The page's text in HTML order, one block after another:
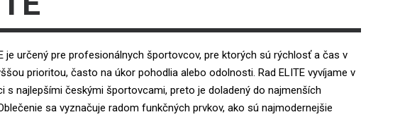
je určený pre profesionálnych športovcov, pre ktorých sú rýchlosť a čas v
prioritou, často na úkor pohodlia alebo odolnosti. Rad ELITE vyvíjame v
s najlepšími českými športovcami, preto je doladený do najmenších
sa vyznačuje radom funkčných prvkov, ako sú najmodernejšie